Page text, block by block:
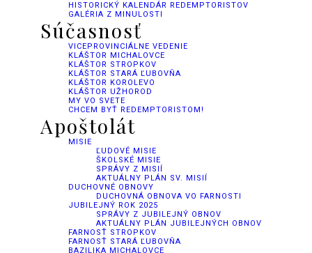
HISTORICKÝ KALENDÁR REDEMPTORISTOV
GALÉRIA Z MINULOSTI
Súčasnosť
VICEPROVINCIÁLNE VEDENIE
KLÁŠTOR MICHALOVCE
KLÁŠTOR STROPKOV
KLÁŠTOR STARÁ ĽUBOVŇA
KLÁŠTOR KOROLEVO
KLÁŠTOR UŽHOROD
MY VO SVETE
CHCEM BYŤ REDEMPTORISTOM!
Apoštolát
MISIE
ĽUDOVÉ MISIE
ŠKOLSKÉ MISIE
SPRÁVY Z MISIÍ
AKTUÁLNY PLÁN SV. MISIÍ
DUCHOVNÉ OBNOVY
DUCHOVNÁ OBNOVA VO FARNOSTI
JUBILEJNÝ ROK 2025
SPRÁVY Z JUBILEJNÝ OBNOV
AKTUÁLNY PLÁN JUBILEJNÝCH OBNOV
FARNOSŤ STROPKOV
FARNOSŤ STARÁ ĽUBOVŇA
BAZILIKA MICHALOVCE